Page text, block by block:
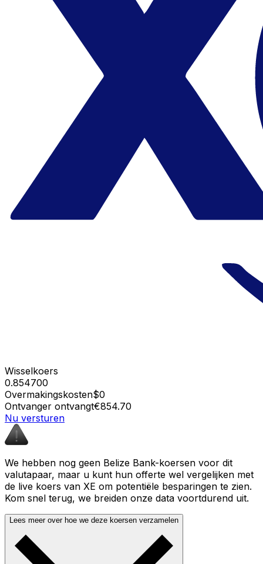
Wisselkoers
0.854700
Overmakingskosten$0
Ontvanger ontvangt€854.70
Nu versturen
We hebben nog geen Belize Bank-koersen voor dit
valutapaar, maar u kunt hun offerte wel vergelijken met
de live koers van XE om potentiële besparingen te zien.
Kom snel terug, we breiden onze data voortdurend uit.
Lees meer over hoe we deze koersen verzamelen